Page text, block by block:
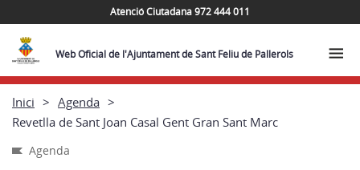
Atenció Ciutadana 972 444 011
Web Oficial de l'Ajuntament de Sant Feliu de Pallerols
Inici
Agenda
Revetlla de Sant Joan Casal Gent Gran Sant Marc
Agenda